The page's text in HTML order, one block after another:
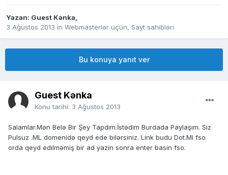
Yazan: Guest Kənka,
3 Ağustos 2013 in Webmasterlər üçün, Sayt sahibləri
Bu konuya yanıt ver
Guest Kənka
Konu tarihi: 3 Ağustos 2013
Salamlar.Mən Belə Bir Şey Tapdım.İstədim Burdada Paylaşım. Siz
Pulsuz .ML domenidə qeyd ede bilərsiniz. Link budu Dot.Ml fso
orda qeyd edilməmiş bir ad yazin sonra enter basin fso.